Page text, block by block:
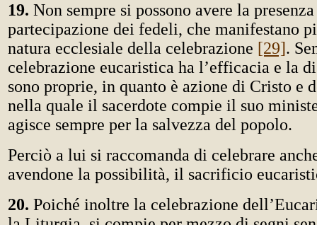
19. Non sempre si possono avere la
partecipazione dei fedeli, che manifestano
natura ecclesiale della celebrazione [29].
celebrazione eucaristica ha l’efficacia e la
sono proprie, in quanto è azione di Cristo e
nella quale il sacerdote compie il suo
agisce sempre per la salvezza del popolo.
Perciò a lui si raccomanda di celebrare
avendone la possibilità, il sacrificio
20. Poiché inoltre la celebrazione